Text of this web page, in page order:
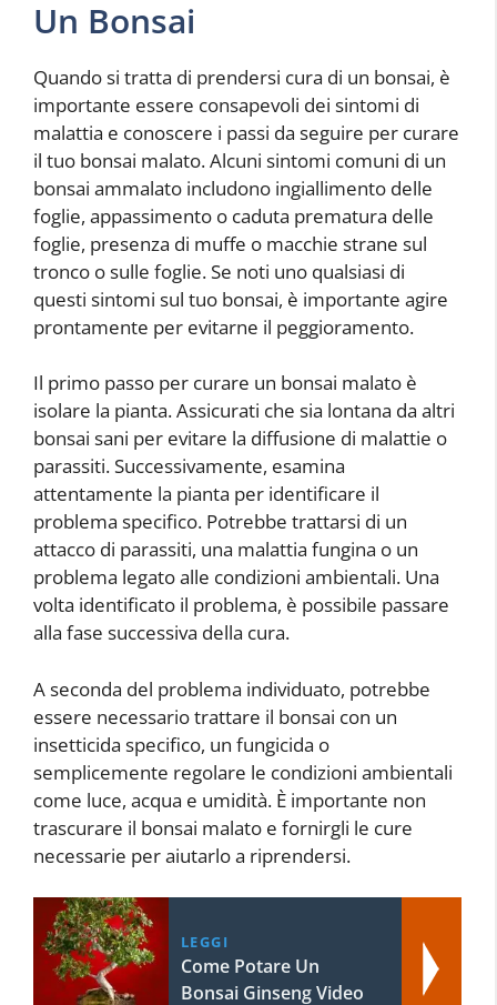
Un Bonsai
Quando si tratta di prendersi cura di un bonsai, è
importante essere consapevoli dei sintomi di
malattia e conoscere i passi da seguire per curare
il tuo bonsai malato. Alcuni sintomi comuni di un
bonsai ammalato includono ingiallimento delle
foglie, appassimento o caduta prematura delle
foglie, presenza di muffe o macchie strane sul
tronco o sulle foglie. Se noti uno qualsiasi di
questi sintomi sul tuo bonsai, è importante agire
prontamente per evitarne il peggioramento.
Il primo passo per curare un bonsai malato è
isolare la pianta. Assicurati che sia lontana da altri
bonsai sani per evitare la diffusione di malattie o
parassiti. Successivamente, esamina
attentamente la pianta per identificare il
problema specifico. Potrebbe trattarsi di un
attacco di parassiti, una malattia fungina o un
problema legato alle condizioni ambientali. Una
volta identificato il problema, è possibile passare
alla fase successiva della cura.
A seconda del problema individuato, potrebbe
essere necessario trattare il bonsai con un
insetticida specifico, un fungicida o
semplicemente regolare le condizioni ambientali
come luce, acqua e umidità. È importante non
trascurare il bonsai malato e fornirgli le cure
necessarie per aiutarlo a riprendersi.
LEGGI
Come Potare Un
Bonsai Ginseng Video